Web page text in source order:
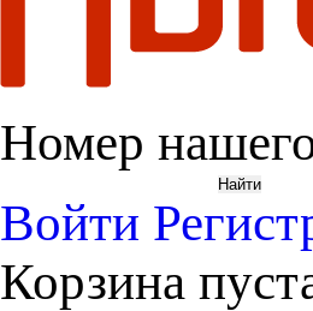
Номер
Войти
Корзина